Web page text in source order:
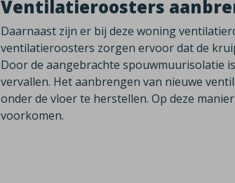
Ventilatieroosters
Daarnaast zijn er bij deze woning
ventilatieroosters zorgen ervoor dat de
Door de aangebrachte spouwmuurisolatie
vervallen. Het aanbrengen van nieuwe
onder de vloer te herstellen. Op deze
voorkomen.